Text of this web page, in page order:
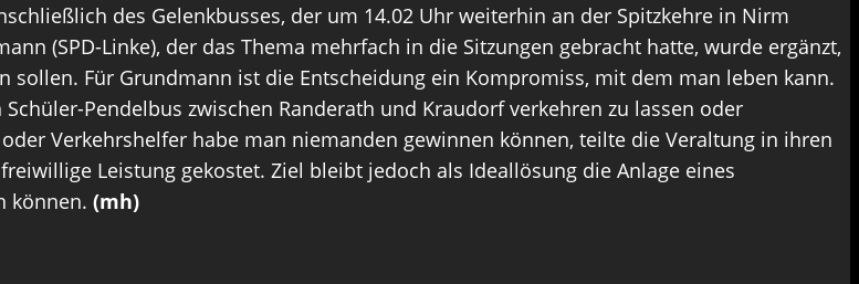
des Gelenkbusses, der um 14.02 Uhr weiterhin an der Spitzkehre in Nirm
(SPD-Linke), der das Thema mehrfach in die Sitzungen gebracht hatte, wurde ergänzt,
Für Grundmann ist die Entscheidung ein Kompromiss, mit dem man leben kann.
Pendelbus zwischen Randerath und Kraudorf verkehren zu lassen oder
Verkehrshelfer habe man niemanden gewinnen können, teilte die Veraltung in ihren
Leistung gekostet. Ziel bleibt jedoch als Ideallösung die Anlage eines
können. (mh)